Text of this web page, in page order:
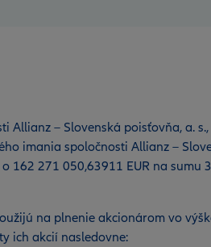
Allianz – Slovenská poisťovňa, a.
imania spoločnosti Allianz –
162 271 050,63911 EUR na sumu
na plnenie akcionárom vo
ich akcií nasledovne: